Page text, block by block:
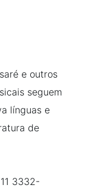
e outros
seguem
línguas e
de
3332-